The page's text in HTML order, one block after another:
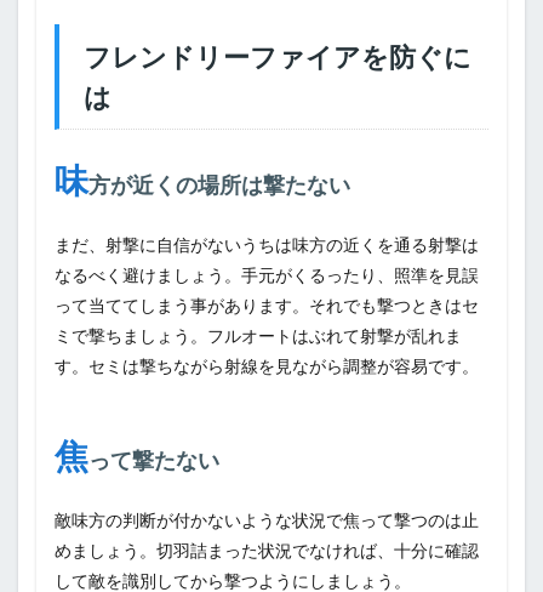
フレンドリーファイアを防ぐに
は
味方が近くの場所は撃たない
まだ、射撃に自信がないうちは味方の近くを通る射撃は
なるべく避けましょう。手元がくるったり、照準を見誤
って当ててしまう事があります。それでも撃つときはセ
ミで撃ちましょう。フルオートはぶれて射撃が乱れま
す。セミは撃ちながら射線を見ながら調整が容易です。
焦って撃たない
敵味方の判断が付かないような状況で焦って撃つのは止
めましょう。切羽詰まった状況でなければ、十分に確認
して敵を識別してから撃つようにしましょう。